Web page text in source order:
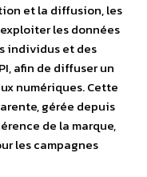
et la diffusion, les
les données
individus et des
afin de diffuser un
numériques. Cette
gérée depuis
de la marque,
les campagnes